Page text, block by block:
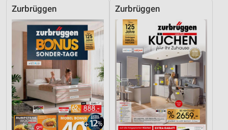
Zurbrüggen Zurbrüggen